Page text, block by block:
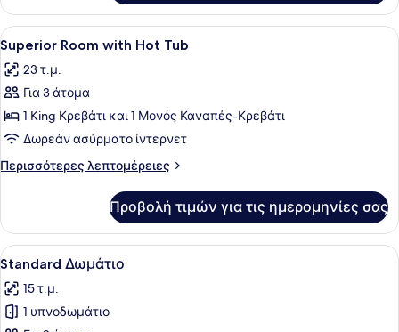
Room
with
Balcony
Προβολή
όλων
των
φωτογραφιών
για
Superior
Room
with
Tub
Ένα υπνοδωμάτιο με ένα κρεβάτι,
11
Superior Room with Hot Tub
23 τ.μ.
Για 3 άτομα
1 King Κρεβάτι και 1 Μονός Καναπές-Κρεβάτι
Δωρεάν ασύρματο ίντερνετ
Περισσότερες λεπτομέρειες
Περισσότερες
Room
with
Hot
Προβολή τιμών για τις ημερομηνίες σας
Προβολή
όλων
των
φωτογραφιών
Ένα υπνοδωμάτιο με έναν τοίχο
4
Standard Δωμάτιο
15 τ.μ.
1 υπνοδωμάτιο